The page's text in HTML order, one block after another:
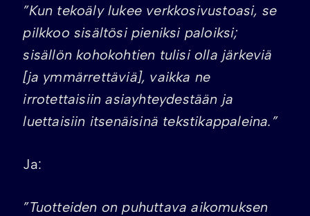
”Kun tekoäly lukee verkkosivustoasi, se
pilkkoo sisältösi pieniksi paloiksi;
sisällön kohokohtien tulisi olla järkeviä
[ja ymmärrettäviä], vaikka ne
irrotettaisiin asiayhteydestään ja
luettaisiin itsenäisinä tekstikappaleina.”
Ja:
”Tuotteiden on puhuttava aikomuksen